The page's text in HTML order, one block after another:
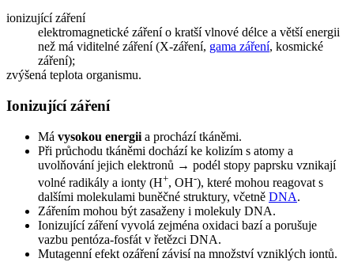
ionizující záření
elektromagnetické záření o kratší vlnové délce a větší energii
než má viditelné záření (X-záření, gama záření, kosmické
záření);
zvýšená teplota organismu.
Ionizující záření
Má vysokou energii a prochází tkáněmi.
Při průchodu tkáněmi dochází ke kolizím s atomy a
uvolňování jejich elektronů → podél stopy paprsku vznikají
volné radikály a ionty (H+, OH-), které mohou reagovat s
dalšími molekulami buněčné struktury, včetně DNA.
Zářením mohou být zasaženy i molekuly DNA.
Ionizující záření vyvolá zejména oxidaci bazí a porušuje
vazbu pentóza-fosfát v řetězci DNA.
Mutagenní efekt ozáření závisí na množství vzniklých iontů.